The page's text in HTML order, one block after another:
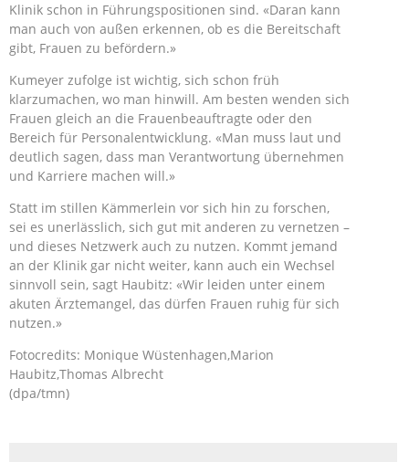
Klinik schon in Führungspositionen sind. «Daran kann
man auch von außen erkennen, ob es die Bereitschaft
gibt, Frauen zu befördern.»
Kumeyer zufolge ist wichtig, sich schon früh
klarzumachen, wo man hinwill. Am besten wenden sich
Frauen gleich an die Frauenbeauftragte oder den
Bereich für Personalentwicklung. «Man muss laut und
deutlich sagen, dass man Verantwortung übernehmen
und Karriere machen will.»
Statt im stillen Kämmerlein vor sich hin zu forschen,
sei es unerlässlich, sich gut mit anderen zu vernetzen –
und dieses Netzwerk auch zu nutzen. Kommt jemand
an der Klinik gar nicht weiter, kann auch ein Wechsel
sinnvoll sein, sagt Haubitz: «Wir leiden unter einem
akuten Ärztemangel, das dürfen Frauen ruhig für sich
nutzen.»
Fotocredits: Monique Wüstenhagen,Marion
Haubitz,Thomas Albrecht
(dpa/tmn)